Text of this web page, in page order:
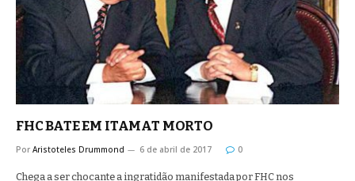
FHC BATE EM ITAMAT MORTO
Por Aristoteles Drummond 6 de abril de 2017 0
Chega a ser chocante a ingratidão manifestada por FHC nos